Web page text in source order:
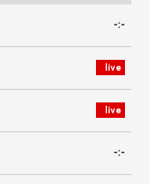
-:-
live
live
-:-